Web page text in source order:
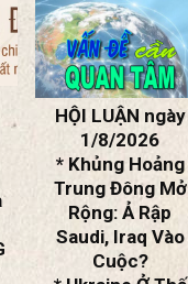
Cuộc đối đầu
sắp tới giữa
Trung Quốc và
Châu Âu